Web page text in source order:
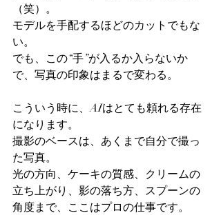
（笑）。
モデルを手配するほどのカットでもな
い。
でも、この“手”が入るか入らないか
で、写真の印象はまるで変わる。
こういう時に、AIはとても頼れる存在
になります。
撮影のベースは、あくまで自分で撮っ
た写真。
光の方向、ケーキの質感、クリームの
立ち上がり、影の落ち方、スプーンの
角度まで、ここはプロの仕事です。